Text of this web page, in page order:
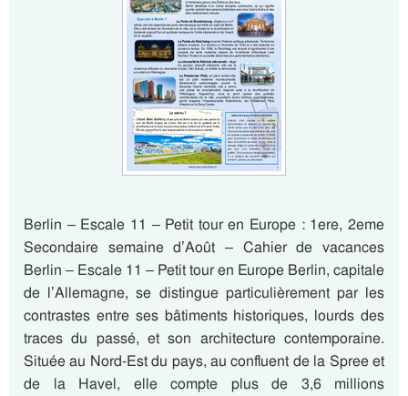
Berlin – Escale 11 – Petit tour en Europe : 1ere, 2eme
Secondaire semaine d’Août – Cahier de vacances
Berlin – Escale 11 – Petit tour en Europe Berlin, capitale
de l’Allemagne, se distingue particulièrement par les
contrastes entre ses bâtiments historiques, lourds des
traces du passé, et son architecture contemporaine.
Située au Nord-Est du pays, au confluent de la Spree et
de la Havel, elle compte plus de 3,6 millions